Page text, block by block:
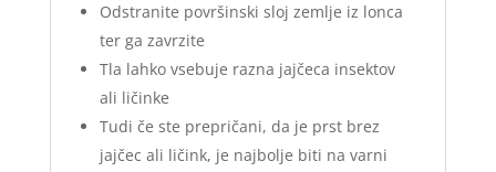
Odstranite površinski sloj zemlje iz lonca
ter ga zavrzite
Tla lahko vsebuje razna jajčeca insektov
ali ličinke
Tudi če ste prepričani, da je prst brez
jajčec ali ličink, je najbolje biti na varni